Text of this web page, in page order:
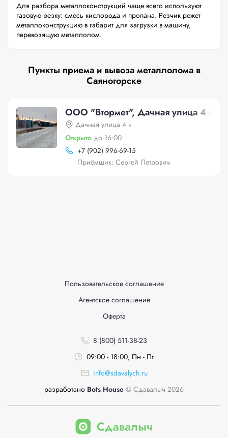
Для разбора металлоконструкций чаще всего используют
газовую резку: смесь кислорода и пропана. Резчик режет
металлоконструкцию в габарит для загрузки в машину,
перевозящую металлолом.
Пункты приема и вывоза металлолома в
Саяногорске
ООО "Втормет", Дачная улица 4 к
Дачная улица 4 к
Открыто до 16:00
+7 (902) 996-69-15
Приёмщик: Сергей Петрович
Пользовательское соглашение
Агентское соглашение
Оферта
8 (800) 511-38-23
09:00 - 18:00, Пн - Пт
info@sdavalych.ru
разработано Bots House © Сдавалыч 2026